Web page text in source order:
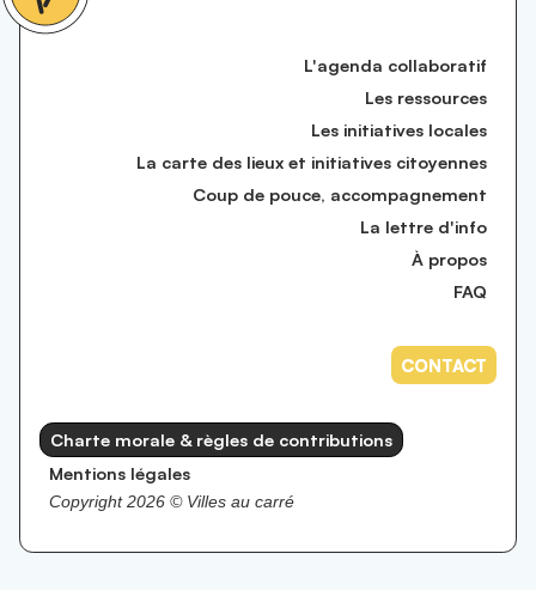
L'agenda collaboratif
Les ressources
Les initiatives locales
La carte des lieux et initiatives citoyennes
Coup de pouce, accompagnement
La lettre d'info
À propos
FAQ
CONTACT
Charte morale & règles de contributions
Mentions légales
Copyright 2026 ©️ Villes au carré